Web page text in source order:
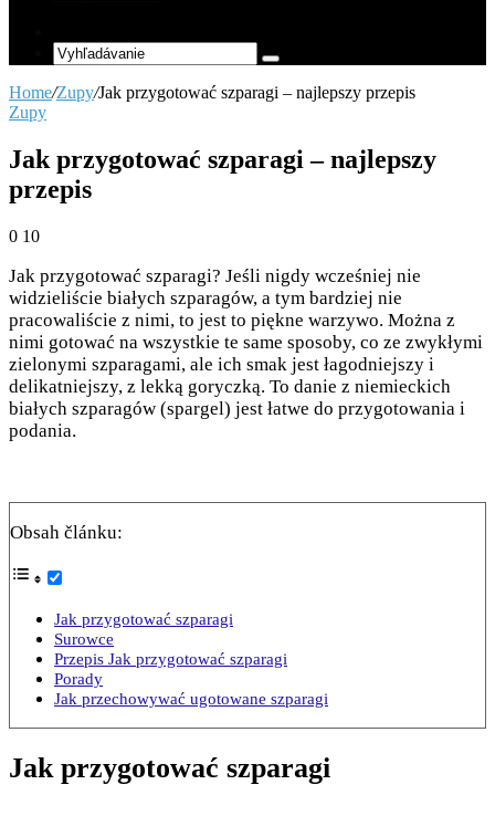
Article
Vyhľadávanie
Home/Zupy/Jak przygotować szparagi – najlepszy przepis
Zupy
Jak przygotować szparagi – najlepszy
przepis
0 10
Jak przygotować szparagi? Jeśli nigdy wcześniej nie
widzieliście białych szparagów, a tym bardziej nie
pracowaliście z nimi, to jest to piękne warzywo. Można z
nimi gotować na wszystkie te same sposoby, co ze zwykłymi
zielonymi szparagami, ale ich smak jest łagodniejszy i
delikatniejszy, z lekką goryczką. To danie z niemieckich
białych szparagów (spargel) jest łatwe do przygotowania i
podania.
Obsah článku:
Jak przygotować szparagi
Surowce
Przepis Jak przygotować szparagi
Porady
Jak przechowywać ugotowane szparagi
Jak przygotować szparagi